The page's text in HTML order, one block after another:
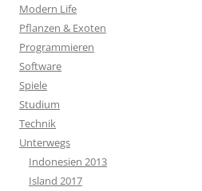
Modern Life
Pflanzen & Exoten
Programmieren
Software
Spiele
Studium
Technik
Unterwegs
Indonesien 2013
Island 2017